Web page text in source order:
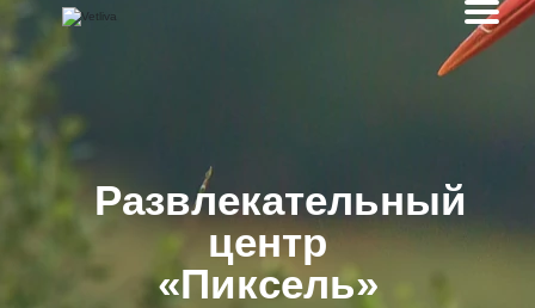
Развлекательный
центр
«Пиксель»